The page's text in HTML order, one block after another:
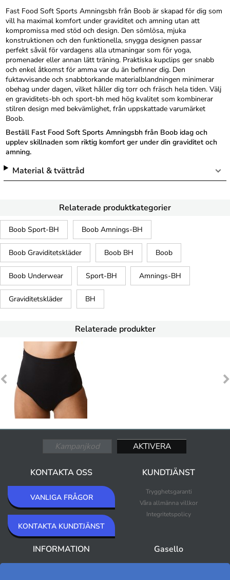
Fast Food Soft Sports Amningsbh från Boob är skapad för dig som
vill ha maximal komfort under graviditet och amning utan att
kompromissa med stöd och design. Den sömlösa, mjuka
konstruktionen och den funktionella, snygga designen passar
perfekt såväl för vardagens alla utmaningar som för yoga,
promenader eller annan lätt träning. Praktiska kupclips ger snabb
och enkel åtkomst för amma var du än befinner dig. Den
fuktavvisande och snabbtorkande materialblandningen minimerar
obehag under dagen, vilket håller dig torr och fräsch hela tiden. Välj
en graviditets-bh och sport-bh med hög kvalitet som kombinerar
stilren design med bekvämlighet, från uppskattade varumärket
Boob.
Beställ Fast Food Soft Sports Amningsbh från Boob idag och
upplev skillnaden som riktig komfort ger under din graviditet och
amning.
Material & tvättråd
Relaterade produktkategorier
Boob Sport-BH Boob Amnings-BH
Boob Graviditetskläder Boob BH Boob
Boob Underwear Sport-BH Amnings-BH
Graviditetskläder BH
Relaterade produkter
KONTAKTA OSS
VANLIGA FRÅGOR
KONTAKTA KUNDTJÄNST
KUNDTJÄNST
Trygghetsgaranti
Våra allmänna villkor
Integritetspolicy
INFORMATION Gasello